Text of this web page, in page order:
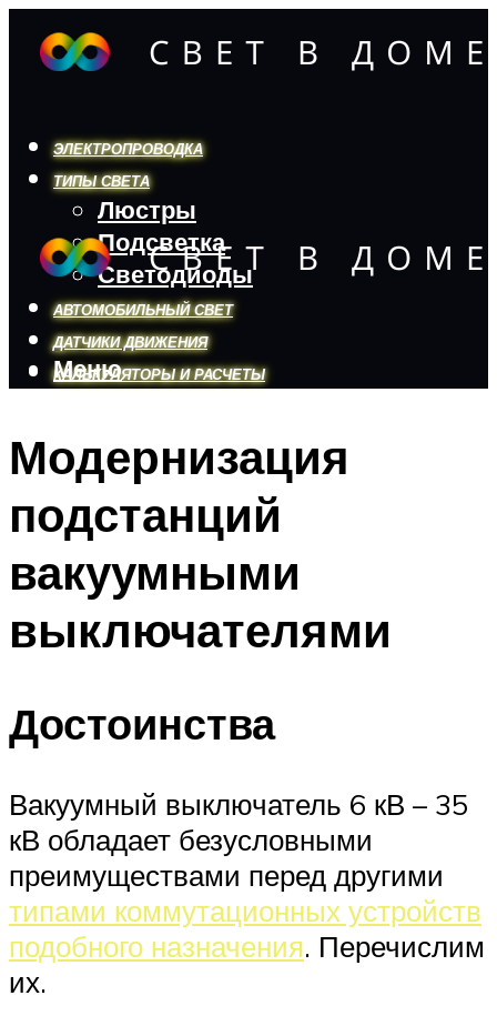
ЭЛЕКТРОПРОВОДКА
ТИПЫ СВЕТА
Люстры
Подсветка
Светодиоды
АВТОМОБИЛЬНЫЙ СВЕТ
ДАТЧИКИ ДВИЖЕНИЯ
КАЛЬКУЛЯТОРЫ И РАСЧЕТЫ
Меню
Меню
Модернизация
подстанций
вакуумными
выключателями
Достоинства
Вакуумный выключатель 6 кВ – 35
кВ обладает безусловными
преимуществами перед другими
типами коммутационных устройств
подобного назначения. Перечислим
их.